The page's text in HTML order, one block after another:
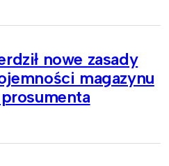
nowe zasady
magazynu